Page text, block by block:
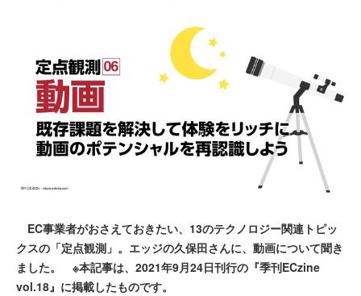
EC事業者がおさえておきたい、13のテクノロジー関連トピッ
クスの「定点観測」。エッジの久保田さんに、動画について聞き
ました。 ※本記事は、2021年9月24日刊行の『季刊ECzine
vol.18』に掲載したものです。